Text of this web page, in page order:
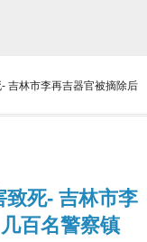
吉林市李再吉器官被摘除后
致死- 吉林市李
百名警察镇